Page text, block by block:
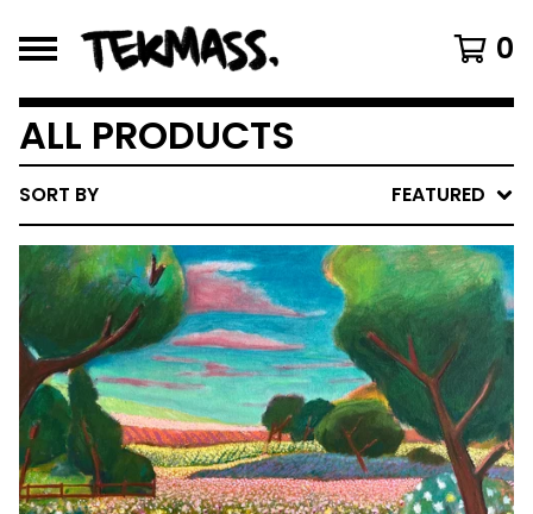
0
ALL PRODUCTS
SORT BY FEATURED